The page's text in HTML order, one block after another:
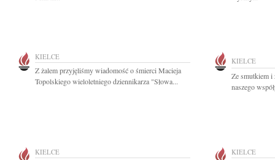
KIELCE
Z żalem przyjęliśmy wiadomość o śmierci Macieja
Topolskiego wieloletniego dziennikarza "Słowa...
KIELCE
Ze smutkiem i
naszego
KIELCE KIELCE